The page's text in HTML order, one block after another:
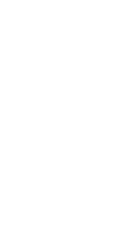
In zulke
een brand
letsel te
De
om in huis te
kun je de
als er